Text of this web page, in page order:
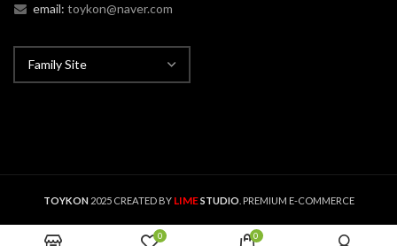
email: toykon@naver.com
TOYKON 2025 CREATED BY LIMESTUDIO . PREMIUM E-COMMERCE
0 0